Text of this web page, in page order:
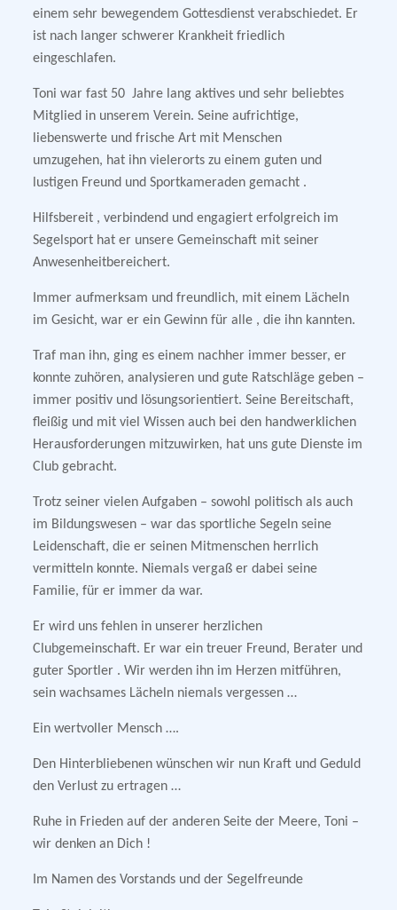
einem sehr bewegendem Gottesdienst verabschiedet. Er
ist nach langer schwerer Krankheit friedlich
eingeschlafen.
Toni war fast 50 Jahre lang aktives und sehr beliebtes
Mitglied in unserem Verein. Seine aufrichtige,
liebenswerte und frische Art mit Menschen
umzugehen, hat ihn vielerorts zu einem guten und
lustigen Freund und Sportkameraden gemacht .
Hilfsbereit , verbindend und engagiert erfolgreich im
Segelsport hat er unsere Gemeinschaft mit seiner
Anwesenheitbereichert.
Immer aufmerksam und freundlich, mit einem Lächeln
im Gesicht, war er ein Gewinn für alle , die ihn kannten.
Traf man ihn, ging es einem nachher immer besser, er
konnte zuhören, analysieren und gute Ratschläge geben –
immer positiv und lösungsorientiert. Seine Bereitschaft,
fleißig und mit viel Wissen auch bei den handwerklichen
Herausforderungen mitzuwirken, hat uns gute Dienste im
Club gebracht.
Trotz seiner vielen Aufgaben – sowohl politisch als auch
im Bildungswesen – war das sportliche Segeln seine
Leidenschaft, die er seinen Mitmenschen herrlich
vermitteln konnte. Niemals vergaß er dabei seine
Familie, für er immer da war.
Er wird uns fehlen in unserer herzlichen
Clubgemeinschaft. Er war ein treuer Freund, Berater und
guter Sportler . Wir werden ihn im Herzen mitführen,
sein wachsames Lächeln niemals vergessen …
Ein wertvoller Mensch ….
Den Hinterbliebenen wünschen wir nun Kraft und Geduld
den Verlust zu ertragen …
Ruhe in Frieden auf der anderen Seite der Meere, Toni –
wir denken an Dich !
Im Namen des Vorstands und der Segelfreunde